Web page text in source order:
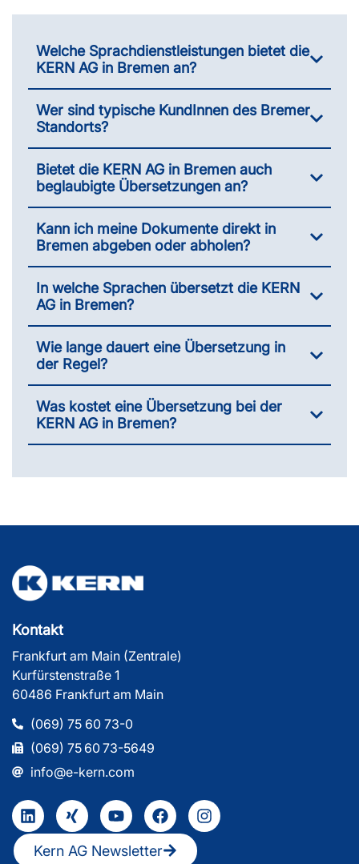
Welche Sprachdienstleistungen bietet die
KERN AG in Bremen an?
Wer sind typische KundInnen des Bremer
Standorts?
Bietet die KERN AG in Bremen auch
beglaubigte Übersetzungen an?
Kann ich meine Dokumente direkt in
Bremen abgeben oder abholen?
In welche Sprachen übersetzt die KERN
AG in Bremen?
Wie lange dauert eine Übersetzung in
der Regel?
Was kostet eine Übersetzung bei der
KERN AG in Bremen?
Kontakt
Frankfurt am Main (Zentrale)
Kurfürstenstraße 1
60486 Frankfurt am Main
(069) 75 60 73-0
(069) 75 60 73-5649
info@e-kern.com
Kern AG Newsletter